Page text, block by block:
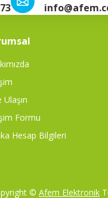
Ulaşın
Formu
Hesap Bilgileri
© Afem Elektronik